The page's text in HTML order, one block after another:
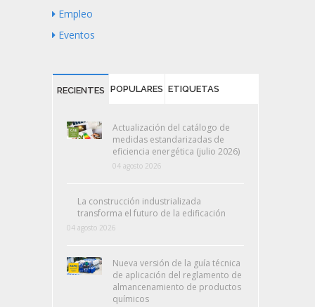
Empleo
Eventos
RECIENTES POPULARES ETIQUETAS
Actualización del catálogo de
medidas estandarizadas de
eficiencia energética (julio 2026)
04 agosto 2026
La construcción industrializada
transforma el futuro de la edificación
04 agosto 2026
Nueva versión de la guía técnica
de aplicación del reglamento de
almancenamiento de productos
químicos